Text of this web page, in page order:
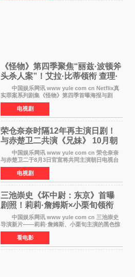
《怪物》第四季聚焦“丽兹·波顿斧
头杀人案”！艾拉·比蒂领衔 查理·
汉纳姆、莎拉·保
中国娱乐网讯 www yule com cn Netflix真
实罪案系列剧集《怪物》第四季首曝海报与剧
照，聚焦鹅妈妈童谣亦有记载的著名血腥杀人案
——丽兹·波顿砍死生父与继母案。 本季由艾
拉·比蒂饰
电视剧
荣仓奈奈时隔12年再主演日剧！
与赤楚卫二共演《兄妹》 10月朝
日新档开播
中国娱乐网讯 www yule com cn 荣仓奈奈
与赤楚卫二于8月3日官宣将共同主演朝日电视台
日剧《兄妹》（10月开播，每周六晚10点播
出）。这也是荣仓奈奈继TBS剧集《为了N》之
后，暌违12年再度担
电视剧
三池崇史《坏中尉：东京》首曝
剧照！莉莉·詹姆斯×小栗旬领衔
黑色惊悚再升级
中国娱乐网讯 www yule com cn 三池崇史
导演新片——莉莉·詹姆斯、小栗旬主演的黑色惊
悚电影《坏中尉：东京》首曝剧照。继阿贝尔·费
拉拉&times;哈威·凯特尔的1992年《坏中尉》和
沃纳·赫
看电影